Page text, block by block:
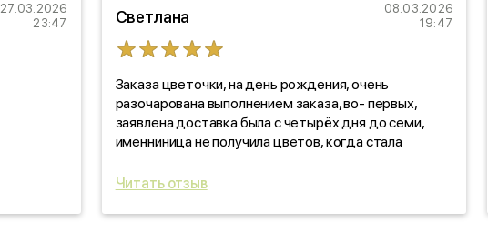
27.03.2026
23:47
Светлана
08.03.2026
19:47
Заказа цветочки, на день рождения, очень
разочарована выполнением заказа, во- первых,
заявлена доставка была с четырёх дня до семи,
именниница не получила цветов, когда стала
такое вообще возможно?!!! По качеству цветов,
цветочки, на деле- не свежие, прдмороженные!
Читать отзыв